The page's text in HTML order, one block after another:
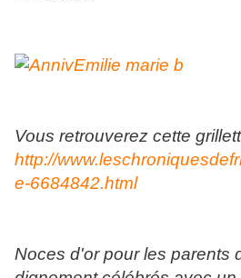
Vous retrouverez cette
http://
e-6684842.html
Noces d'or pour les parents